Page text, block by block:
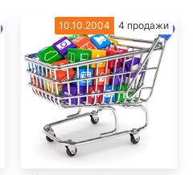
10.10.2004 4 продажи